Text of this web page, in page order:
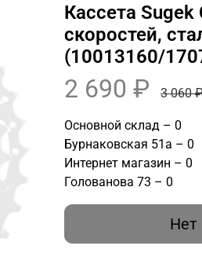
Кассета
скоростей,
(10013160/
2 690 ₽ 3 060
Основной склад – 0
Бурнаковская 51а – 0
Интернет магазин – 0
Голованова 73 – 0
Нет